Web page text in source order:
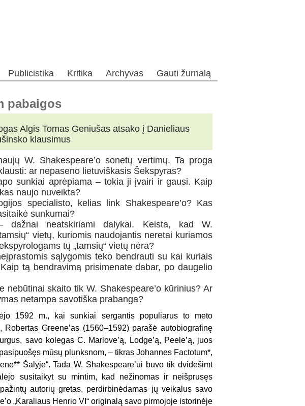
Publicistika Kritika Archyvas Gauti žurnalą
pabaigos
Algis Tomas Geniušas atsako į Danieliaus
klausimus
W. Shakespeare’o sonetų vertimų. Ta proga
ar nepaseno lietuviškasis Šekspyras?
sunkiai aprėpiama – tokia ji įvairi ir gausi. Kaip
naujo nuveikta?
specialisto, kelias link Shakespeare’o? Kas
sunkumai?
neatskiriami dalykai. Keista, kad W.
vietų, kuriomis naudojantis neretai kuriamos
tų „tamsių“ vietų nėra?
sąlygomis teko bendrauti su kai kuriais
tą bendravimą prisimenate dabar, po daugelio
nebūtinai skaito tik W. Shakespeare’o kūrinius? Ar
netampa savotiška prabanga?
1592 m., kai sunkiai sergantis populiarus to meto
Robertas Greene’as (1560–1592) parašė autobiografinę
savo kolegas C. Marlove’ą, Lodge’ą, Peele’ą, juos
mūsų plunksnom, – tikras Johannes Factotum*,
Šalyje“. Tada W. Shakespeare’ui buvo tik dvidešimt
susitaikyt su mintim, kad nežinomas ir neišprusęs
autorių gretas, perdirbinėdamas jų veikalus savo
„Karaliaus Henrio VI“ originalą savo pirmojoje istorinėje